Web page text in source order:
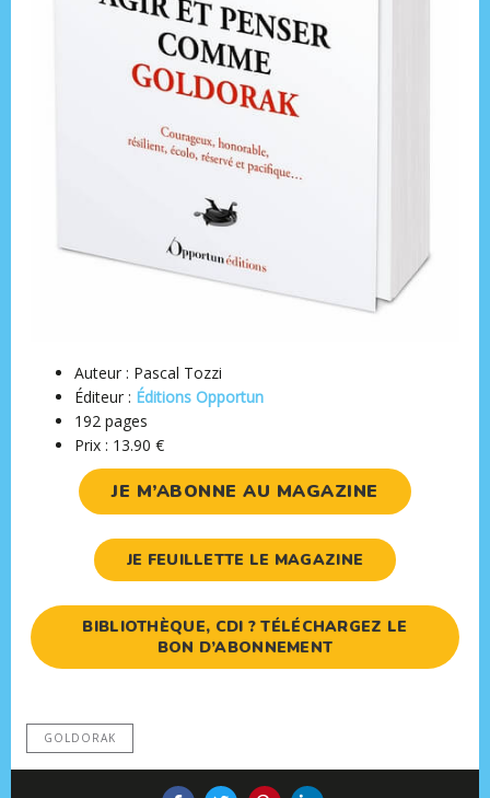
Auteur : Pascal Tozzi
Éditeur ‏: Éditions ‎Opportun
192 pages
Prix : 13.90 €
JE M’ABONNE AU MAGAZINE
JE FEUILLETTE LE MAGAZINE
BIBLIOTHÈQUE, CDI ? TÉLÉCHARGEZ LE
BON D’ABONNEMENT
GOLDORAK